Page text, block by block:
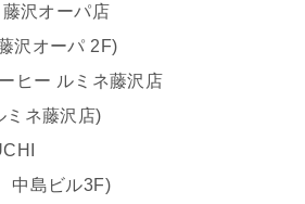
沢オーパ店
沢オーパ 2F)
ヒー ルミネ藤沢店
ミネ藤沢店)
中島ビル3F)